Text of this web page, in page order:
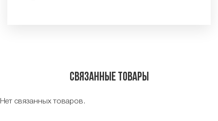
Связанные товары
Нет связанных товаров.